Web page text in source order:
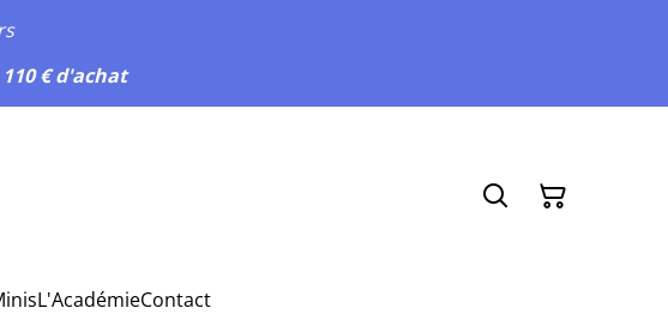
€ d'achat
L'AcadémieContact